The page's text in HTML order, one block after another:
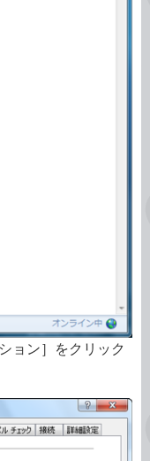
ョン］をクリック